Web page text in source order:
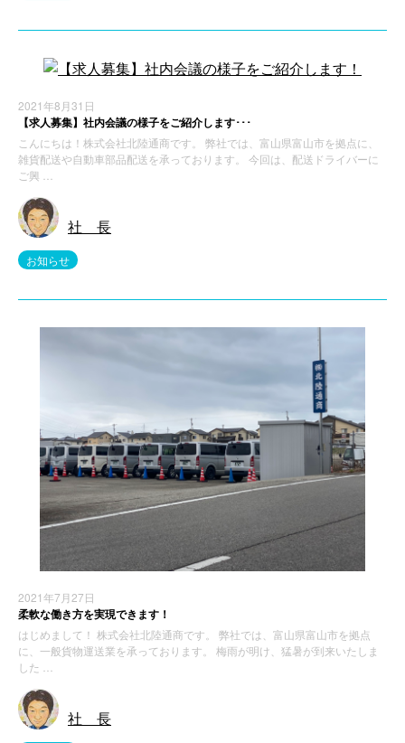
2021年8月31日
【求人募集】社内会議の様子をご紹介します･･･
こんにちは！株式会社北陸通商です。 弊社では、富山県富山市を拠点に、
雑貨配送や自動車部品配送を承っております。 今回は、配送ドライバーに
ご興 …
社 長
お知らせ
2021年7月27日
柔軟な働き方を実現できます！
はじめまして！ 株式会社北陸通商です。 弊社では、富山県富山市を拠点
に、一般貨物運送業を承っております。 梅雨が明け、猛暑が到来いたしま
した …
社 長